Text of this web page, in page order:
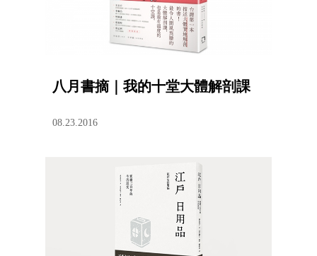
八月書摘｜我的十堂大體解剖課
08.23.2016